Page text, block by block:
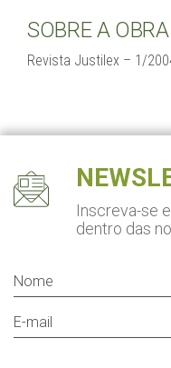
SOBRE A OBRA
Revista Justilex – 1/
Inscreva-se
dentro das